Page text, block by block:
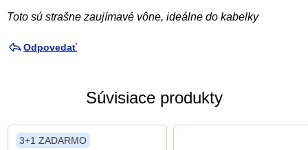
Súvisiace produkty
3+1 ZADARMO
Toto sú strašne zaujímavé vône, ideálne do kabelky
Odpovedať